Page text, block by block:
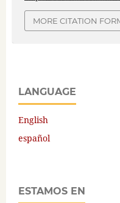
MORE CITATION
LANGUAGE
English
español
ESTAMOS EN